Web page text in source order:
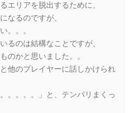
エリアを脱出するために、
なるのですが、
。。。
るのは結構なことですが、
のかと思いました。。
他のプレイヤーに話しかけられ
。。。。」と、テンパリまくっ